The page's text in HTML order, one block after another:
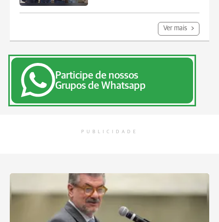
Ver mais
Participe de nossos
Grupos de Whatsapp
PUBLICIDADE